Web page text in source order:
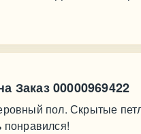
Заказ 00000969422
пол. Скрытые